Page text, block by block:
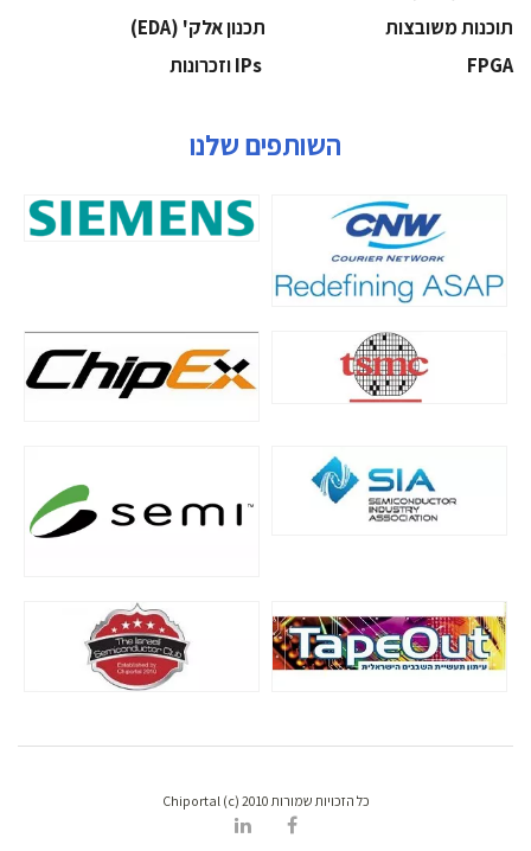
‫תוכנות משובצות‬
‫תכנון אלק' (‪(EDA‬‬
‫‪FPGA‬‬
השותפים שלנו
כל הזכויות שמורות Chiportal (c) 2010